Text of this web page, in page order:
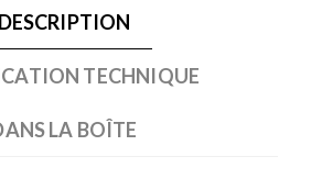
DESCRIPTION
TECHNIQUE
LA BOÎTE